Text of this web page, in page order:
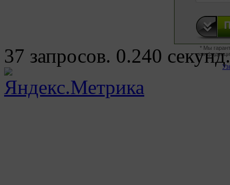
* Мы
37 запросов. 0.240 секунд.